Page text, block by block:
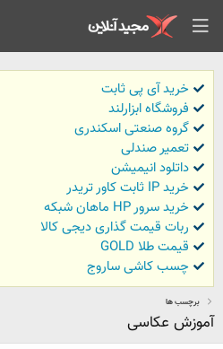
خرید آی پی ثابت
فروشگاه ابزارلند
گروه صنعتی اسکندری
تعمیر صندلی
داتلود انیمیشن
خرید IP ثابت کاور تریدر
خرید سرور HP ماهان شبکه
ربات قیمت گذاری دیجی کالا
قیمت طلا GOLD
چسب کاشی ساروج
برچسب ها
آموزش عکاسی